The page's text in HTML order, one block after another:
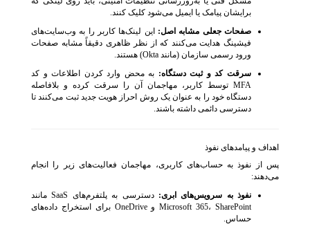
برایشان پیامک یا ایمیل می‌شود کلیک کنند.
صفحات جعلی مشابه اصل: این لینک‌ها کاربر را به وب‌سایت‌های
فیشینگ هدایت می‌کنند که از نظر ظاهری دقیقاً مشابه صفحات
ورود رسمی سازمان (مانند Okta) هستند.
سرقت کد و ثبت دستگاه: به محض وارد کردن اطلاعات و کد
MFA توسط کاربر، مهاجمان آن را سرقت کرده و بلافاصله
دستگاه خود را به عنوان یک روش احراز هویت جدید ثبت می‌کنند تا
دسترسی دائمی داشته باشند.
اهداف و پیامدهای نفوذ
پس از نفوذ به حساب‌های کاربری، مهاجمان فعالیت‌های زیر را انجام
می‌دهند:
نفوذ به سرویس‌های ابری:
دسترسی به پلتفرم‌های SaaS مانند
Microsoft 365، SharePoint و OneDrive برای استخراج داده‌های
حساس.